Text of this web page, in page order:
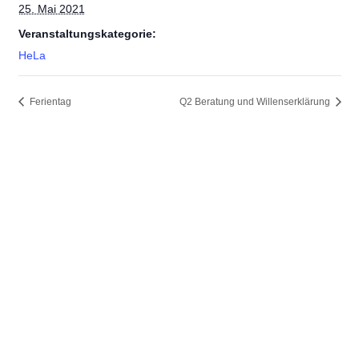
25. Mai 2021
Veranstaltungskategorie:
HeLa
Ferientag Q2 Beratung und Willenserklärung